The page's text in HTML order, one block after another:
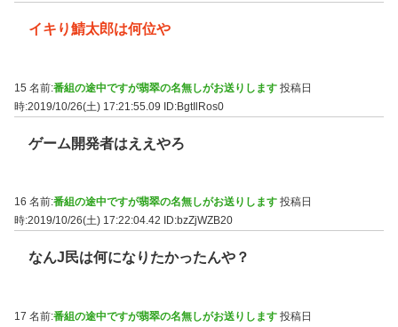
イキり鯖太郎は何位や
15 名前:番組の途中ですが翡翠の名無しがお送りします 投稿日
時:2019/10/26(土) 17:21:55.09 ID:BgtIlRos0
ゲーム開発者はええやろ
16 名前:番組の途中ですが翡翠の名無しがお送りします 投稿日
時:2019/10/26(土) 17:22:04.42
ID:bzZjWZB20
なんJ民は何になりたかったんや？
17 名前:番組の途中ですが翡翠の名無しがお送りします 投稿日